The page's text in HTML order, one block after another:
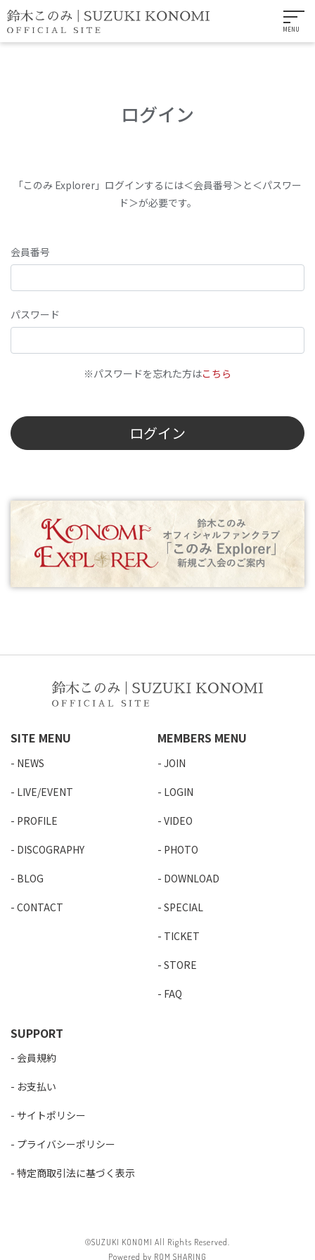
MENU
ログイン
「このみ Explorer」ログインするには＜会員番号＞と＜パスワー
ド＞が必要です。
会員番号
パスワード
※パスワードを忘れた方はこちら
ログイン
SITE MENU
NEWS
LIVE/EVENT
PROFILE
DISCOGRAPHY
BLOG
CONTACT
MEMBERS MENU
JOIN
LOGIN
VIDEO
PHOTO
DOWNLOAD
SPECIAL
TICKET
STORE
FAQ
SUPPORT
会員規約
お支払い
サイトポリシー
プライバシーポリシー
特定商取引法に基づく表示
©SUZUKI KONOMI All Rights Reserved.
Powered by ROM SHARING